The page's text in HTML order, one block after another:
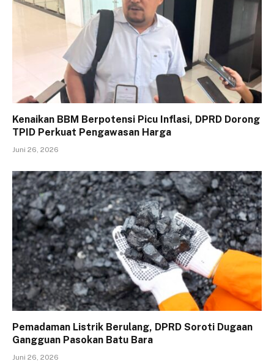
Kenaikan BBM Berpotensi Picu Inflasi, DPRD Dorong
TPID Perkuat Pengawasan Harga
Juni 26, 2026
Pemadaman Listrik Berulang, DPRD Soroti Dugaan
Gangguan Pasokan Batu Bara
Juni 26, 2026